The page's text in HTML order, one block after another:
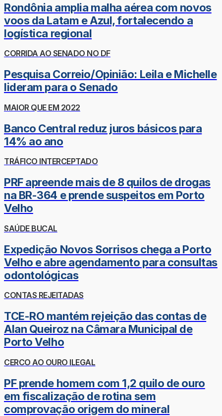
Rondônia amplia malha aérea com novos
voos da Latam e Azul, fortalecendo a
logística regional
CORRIDA AO SENADO NO DF
Pesquisa Correio/Opinião: Leila e Michelle
lideram para o Senado
MAIOR QUE EM 2022
Banco Central reduz juros básicos para
14% ao ano
TRÁFICO INTERCEPTADO
PRF apreende mais de 8 quilos de drogas
na BR-364 e prende suspeitos em Porto
Velho
SAÚDE BUCAL
Expedição Novos Sorrisos chega a Porto
Velho e abre agendamento para consultas
odontológicas
CONTAS REJEITADAS
TCE-RO mantém rejeição das contas de
Alan Queiroz na Câmara Municipal de
Porto Velho
CERCO AO OURO ILEGAL
PF prende homem com 1,2 quilo de ouro
em fiscalização de rotina sem
comprovação origem do mineral